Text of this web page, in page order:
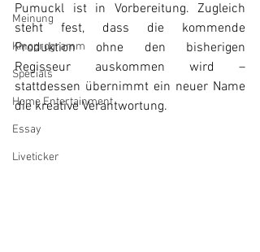
Meinung
Kinoprogramm
Specials
Home Entertainment
Essay
Liveticker
Pumuckl ist in Vorbereitung. Zugleich
steht fest, dass die kommende
Produktion ohne den bisherigen
Regisseur auskommen wird –
stattdessen übernimmt ein neuer Name
die kreative Verantwortung.